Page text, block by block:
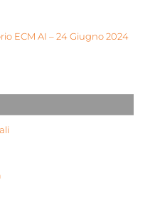
ECM AI – 24 Giugno 2024